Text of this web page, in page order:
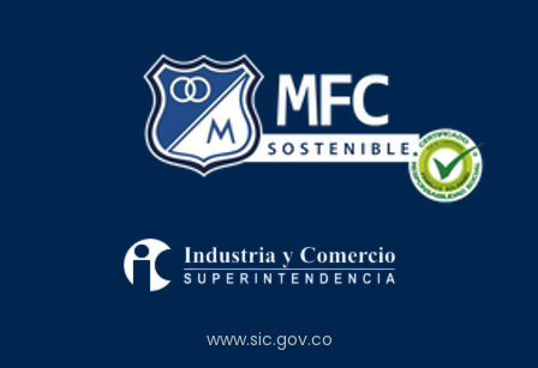
www.sic.gov.co